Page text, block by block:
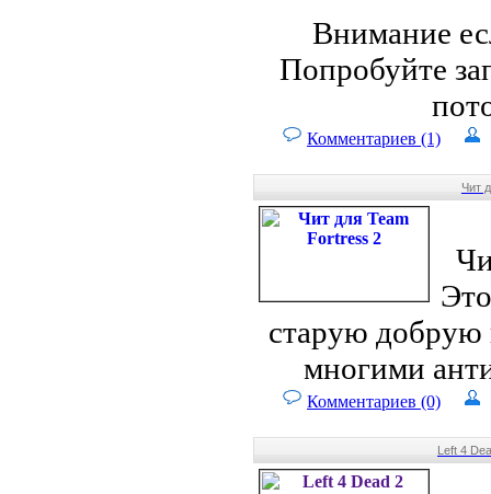
Внимание
Попробуйте
Комментариев (1)
Чит
старую добрую
многими
Комментариев (0)
Left 4